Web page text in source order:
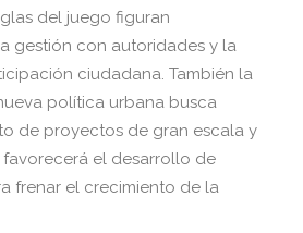
del juego figuran
gestión con autoridades y la
ciudadana. También la
política urbana busca
de proyectos de gran escala y
el desarrollo de
frenar el crecimiento de la